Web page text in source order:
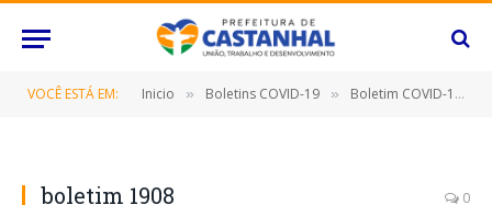
VOCÊ ESTÁ EM: Inicio » Boletins COVID-19 » Boletim COVID-19 (19/08/2021)
boletim 1908 0